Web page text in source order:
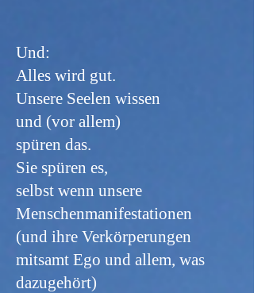
Und:
Alles wird gut.
Unsere Seelen wissen
und (vor allem)
spüren das.
Sie spüren es,
selbst wenn unsere
Menschenmanifestationen
(und ihre Verkörperungen
mitsamt Ego und allem, was
dazugehört)